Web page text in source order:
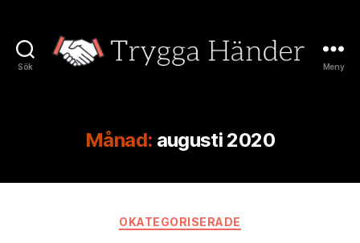
Sök Meny
Månad: augusti 2020
Kategorier
OKATEGORISERADE